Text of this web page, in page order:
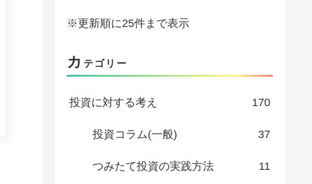
※更新順に25件まで表示
カ テゴリー
投資に対する考え 170
投資コラム(一般) 37
つみたて投資の実践方法 11